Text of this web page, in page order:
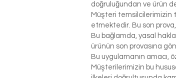
doğruluğundan ve ürün
Müşteri temsilcilerimizin
etmektedir. Bu son
Bu bağlamda, yasal
ürünün son provasına
Bu uygulamanın amacı,
Müşterilerimizin bu